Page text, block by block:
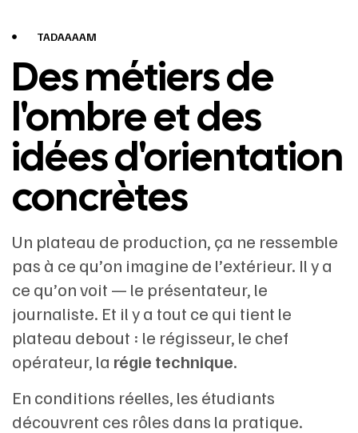
TADAAAAM
Des métiers de
l'ombre et des
idées d'orientation
concrètes
Un plateau de production, ça ne ressemble
pas à ce qu’on imagine de l’extérieur. Il y a
ce qu’on voit — le présentateur, le
journaliste. Et il y a tout ce qui tient le
plateau debout : le régisseur, le chef
opérateur, la régie technique.
En conditions réelles, les étudiants
découvrent ces rôles dans la pratique.